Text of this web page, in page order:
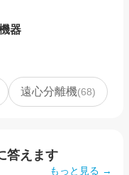
器
遠心分離機(68)
答えます
もっと見る →